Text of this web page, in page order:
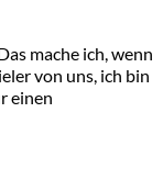
mache ich, wenn
von uns, ich bin
einen